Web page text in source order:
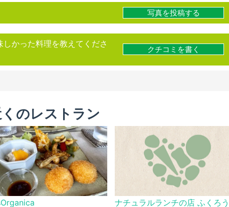
写真を投稿する
かった料理を教えてくださ
クチコミを書く
のレストラン
ナチュラルランチの店 ふくろ